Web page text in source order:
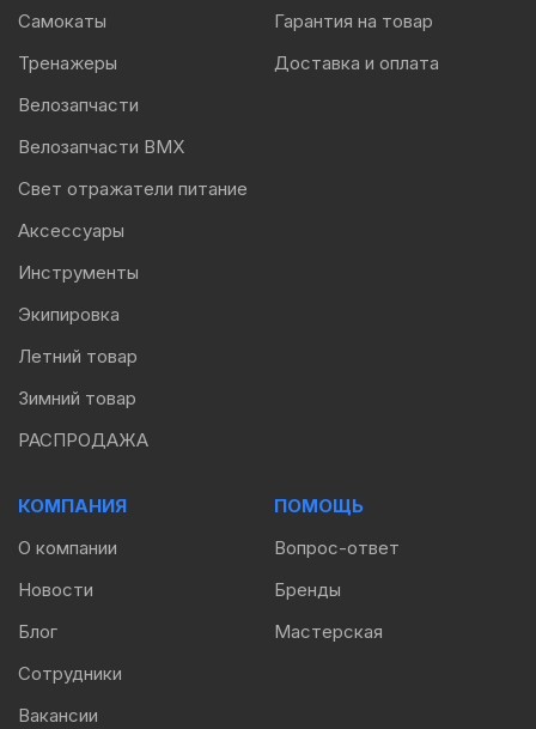
Самокаты
Тренажеры
Велозапчасти
Велозапчасти BMX
Свет отражатели питание
Аксессуары
Инструменты
Экипировка
Летний товар
Зимний товар
РАСПРОДАЖА
Гарантия на товар
Доставка и оплата
КОМПАНИЯ
О компании
Новости
Блог
Сотрудники
Вакансии
ПОМОЩЬ
Вопрос-ответ
Бренды
Мастерская